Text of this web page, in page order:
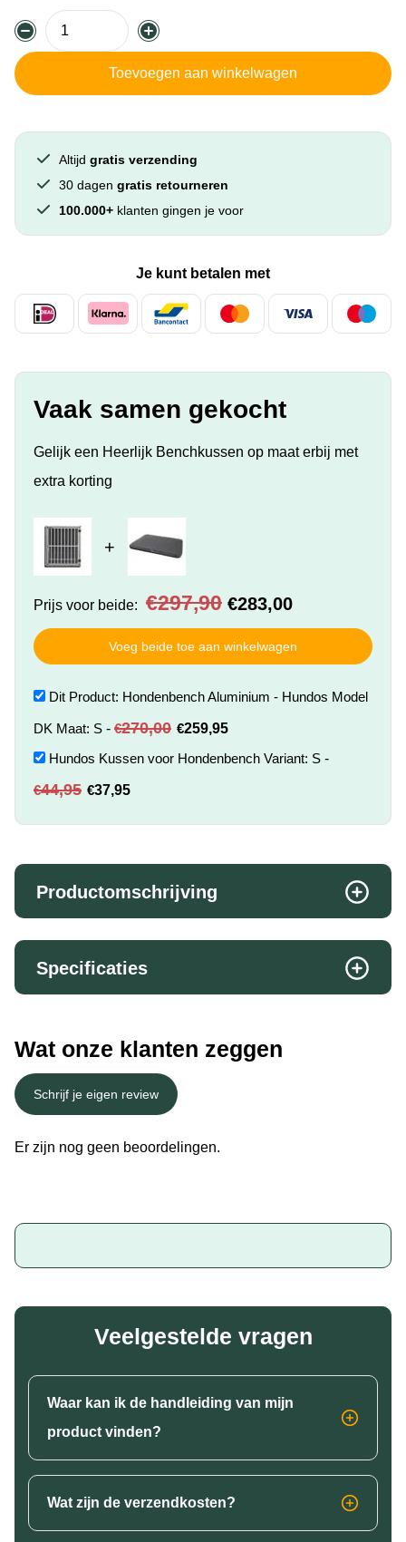
Toevoegen aan winkelwagen
Altijd gratis verzending
30 dagen gratis retourneren
100.000+ klanten gingen je voor
Je kunt betalen met
Vaak samen gekocht
Gelijk een Heerlijk Benchkussen op maat erbij met
extra korting
+
Prijs voor beide: €297,90 Oorspronkelijke
prijs
was:
€297,90.
€283,00
is:
€283,00.
Voeg beide toe aan winkelwagen
Dit Product: Hondenbench Aluminium - Hundos Model
DK Maat: S - €270,00 Oorspronkelijke
prijs
€259,95
prijs
Hundos Kussen voor Hondenbench Variant: S -
€44,95 Oorspronkelijke
€44,95.
€37,95
€37,95.
Productomschrijving
Specificaties
Wat onze klanten zeggen
Schrijf je eigen review
Er zijn nog geen beoordelingen.
Veelgestelde vragen
Waar kan ik de handleiding van mijn
product vinden?
Wat zijn de verzendkosten?